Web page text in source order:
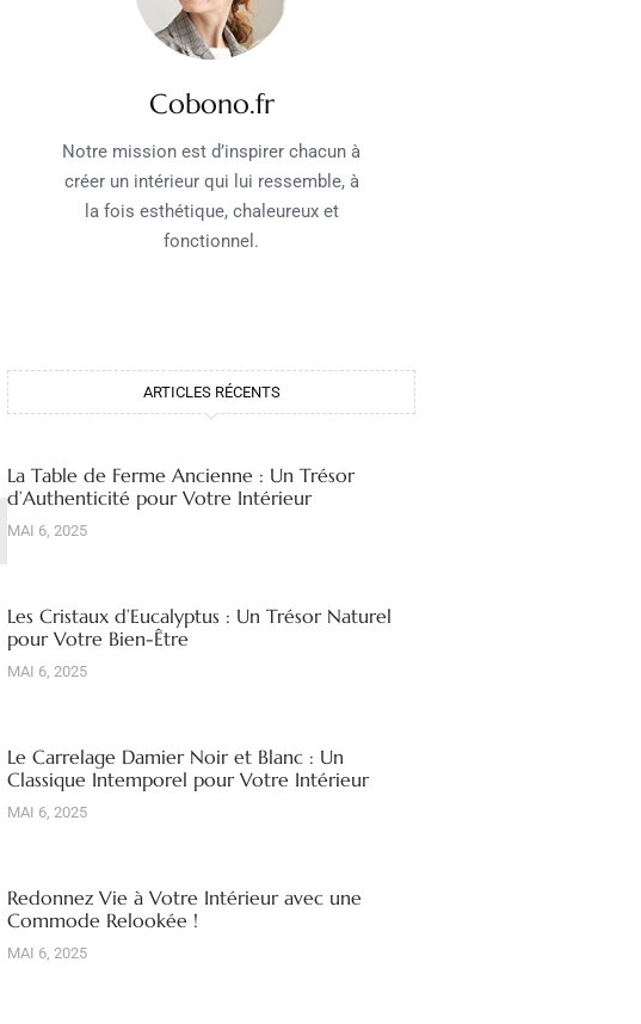
Cobono.fr
Notre mission est d’inspirer chacun à
créer un intérieur qui lui ressemble, à
la fois esthétique, chaleureux et
fonctionnel.
ARTICLES RÉCENTS
La Table de Ferme Ancienne : Un Trésor
d’Authenticité pour Votre Intérieur
MAI 6, 2025
Les Cristaux d’Eucalyptus : Un Trésor Naturel
pour Votre Bien-Être
MAI 6, 2025
Le Carrelage Damier Noir et Blanc : Un
Classique Intemporel pour Votre Intérieur
MAI 6, 2025
Redonnez Vie à Votre Intérieur avec une
Commode Relookée !
MAI 6, 2025